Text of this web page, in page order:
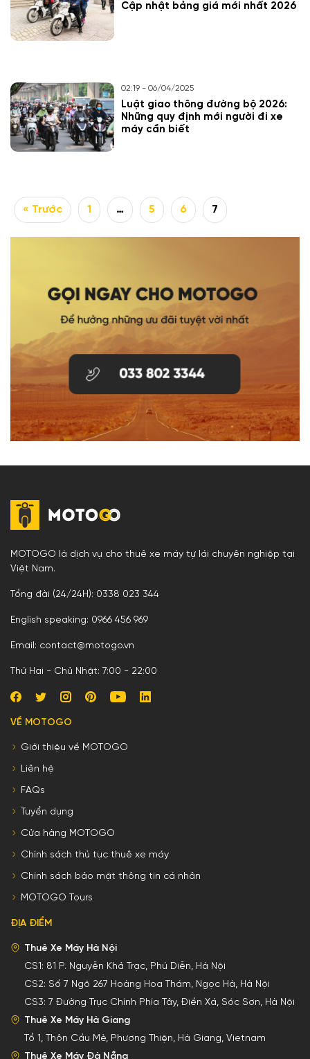
Cập nhật bảng giá mới nhất 2026
02:19 - 06/04/2025
Luật giao thông đường bộ 2026:
Những quy định mới người đi xe
máy cần biết
« Trước 1 … 5 6 7
MOTOGO là dịch vụ cho thuê xe máy tự lái chuyên nghiệp tại
Việt Nam.
Tổng đài (24/24H): 0338 023 344
English speaking: 0966 456 969
Email: contact@motogo.vn
Thứ Hai - Chủ Nhật: 7:00 - 22:00
VỀ MOTOGO
Giới thiệu về MOTOGO
Liên hệ
FAQs
Tuyển dụng
Cửa hàng MOTOGO
Chính sách thủ tục thuê xe máy
Chính sách bảo mật thông tin cá nhân
MOTOGO Tours
ĐỊA ĐIỂM
Thuê Xe Máy Hà Nội
CS1: 81 P. Nguyễn Khả Trạc, Phú Diễn, Hà Nội
CS2: Số 7 Ngõ 267 Hoàng Hoa Thám, Ngọc Hà, Hà Nội
CS3: 7 Đường Trục Chính Phía Tây, Điền Xá, Sóc Sơn, Hà Nội
Thuê Xe Máy Hà Giang
Tổ 1, Thôn Cầu Mè, Phương Thiện, Hà Giang, Vietnam
Thuê Xe Máy Đà Nẵng